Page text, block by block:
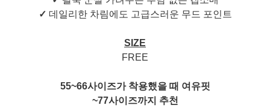
✓ 데일리한 차림에도 고급스러운 무드 포인트
SIZE
FREE
55~66사이즈가 착용했을 때 여유핏
~77사이즈까지 추천